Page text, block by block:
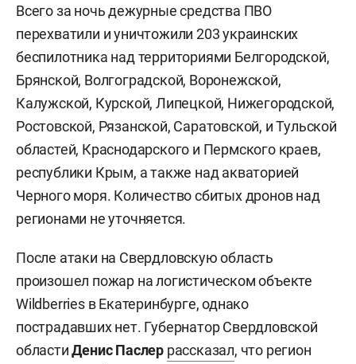
Всего за ночь дежурные средства ПВО
перехватили и уничтожили 203 украинских
беспилотника над территориями Белгородской,
Брянской, Волгоградской, Воронежской,
Калужской, Курской, Липецкой, Нижегородской,
Ростовской, Рязанской, Саратовской, и Тульской
областей, Краснодарского и Пермского краев,
республики Крым, а также над акваторией
Черного моря. Количество сбитых дронов над
регионами не уточняется.
После атаки на Свердловскую область
произошел пожар на логистическом объекте
Wildberries в Екатеринбурге, однако
пострадавших нет. Губернатор Свердловской
областиДенис Паслер рассказал, что регион